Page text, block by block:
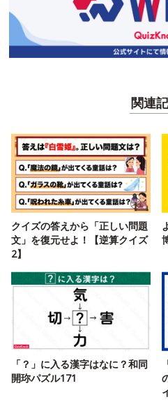
関連
クイズの答えから「正しい問題
文」を復元せよ！【逆算クイズ
2】
「？」に入る漢字はなに？和同
開珎パズル171